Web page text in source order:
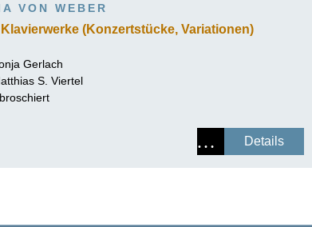
VON WEBER
(Konzertstücke, Variationen)
Gerlach
S. Viertel
Details